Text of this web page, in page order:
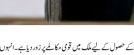
کے حصول کے لیے ملک میں قومی مکالمے پر زور دیا